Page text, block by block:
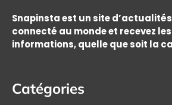
Snapinsta est un site
connecté au monde et recevez
informations, quelle que soit la
Catégories